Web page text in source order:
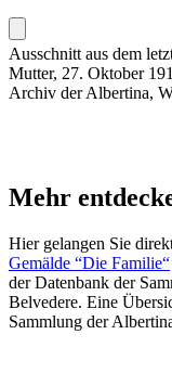
Ausschnitt aus dem
Mutter, 27. Oktober
Archiv der Albertina,
Mehr
Hier gelangen Sie
Gemälde “Die Familie“
der Datenbank der
Belvedere. Eine
Sammlung der